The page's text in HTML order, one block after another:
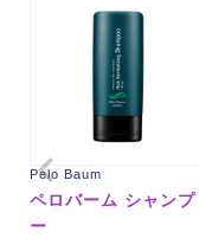
Pelo Baum
ペロバーム シャンプ
ー